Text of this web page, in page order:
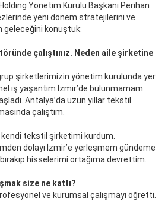
Yönetim Kurulu Başkanı Perihan
yeni dönem stratejilerini ve
geleceğini konuştuk:
çalıştınız. Neden aile şirketine
şirketlerimizin yönetim kurulunda yer
iş yaşantım İzmir’de bulunmamam
Antalya’da uzun yıllar tekstil
çalıştım.
kendi tekstil şirketimi kurdum.
dolayı İzmir’e yerleşmem gündeme
hisselerimi ortağıma devrettim.
size ne kattı?
ve kurumsal çalışmayı öğretti.